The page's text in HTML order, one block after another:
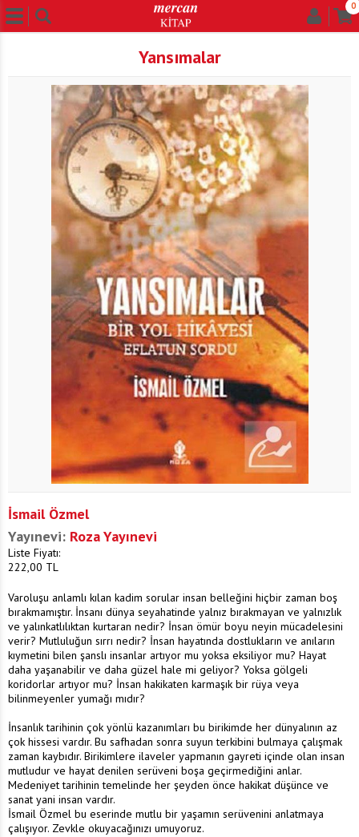
0
Yansımalar
İsmail Özmel
Yayınevi: Roza Yayınevi
Liste Fiyatı:
222,00 TL
Varoluşu anlamlı kılan kadim sorular insan belleğini hiçbir zaman boş
bırakmamıştır. İnsanı dünya seyahatinde yalnız bırakmayan ve yalnızlık
ve yalınkatlılıktan kurtaran nedir? İnsan ömür boyu neyin mücadelesini
verir? Mutluluğun sırrı nedir? İnsan hayatında dostlukların ve anıların
kıymetini bilen şanslı insanlar artıyor mu yoksa eksiliyor mu? Hayat
daha yaşanabilir ve daha güzel hale mi geliyor? Yoksa gölgeli
koridorlar artıyor mu? İnsan hakikaten karmaşık bir rüya veya
bilinmeyenler yumağı mıdır?
İnsanlık tarihinin çok yönlü kazanımları bu birikimde her dünyalının az
çok hissesi vardır. Bu safhadan sonra suyun terkibini bulmaya çalışmak
zaman kaybıdır. Birikimlere ilaveler yapmanın gayreti içinde olan insan
mutludur ve hayat denilen serüveni boşa geçirmediğini anlar.
Medeniyet tarihinin temelinde her şeyden önce hakikat düşünce ve
sanat yani insan vardır.
İsmail Özmel bu eserinde mutlu bir yaşamın serüvenini anlatmaya
çalışıyor. Zevkle okuyacağınızı umuyoruz.